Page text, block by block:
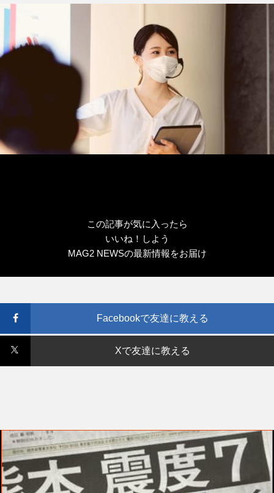
この記事が気に入ったら
いいね！しよう
MAG2 NEWSの最新情報をお届け
Facebookで友達に教える
Xで友達に教える